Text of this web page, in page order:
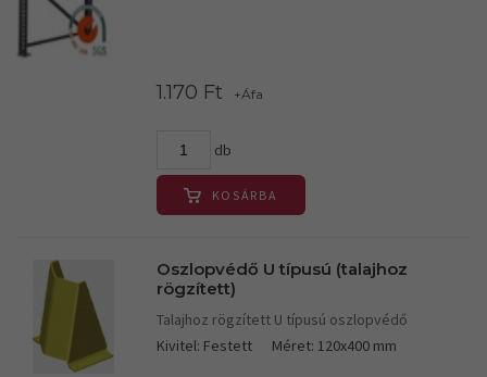
1.170 Ft +Áfa
db
KOSÁRBA
Oszlopvédő U típusú (talajhoz
rögzített)
Talajhoz rögzített U típusú oszlopvédő
Kivitel: Festett
Méret: 120x400 mm